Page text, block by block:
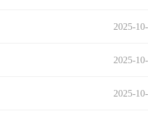
2025-
2025-
2025-